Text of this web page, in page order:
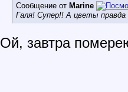
Сообщение от Marine
Галя! Супер!! А цветы правда
Ой, завтра